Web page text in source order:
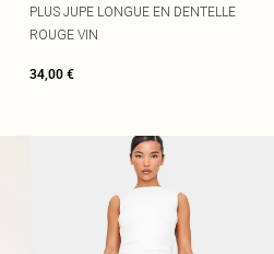
PLUS JUPE LONGUE EN DENTELLE
ROUGE VIN
34,00 €